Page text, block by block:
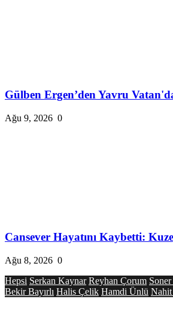
Gülben Ergen’den Yavru
Ağu 9, 2026 0
Cansever Hayatını Kaybetti:
Ağu 8, 2026 0
Hepsi Serkan Kaynar Reyhan Çorum
Bekir Bayırlı Halis Çelik Hamdi Ünlü